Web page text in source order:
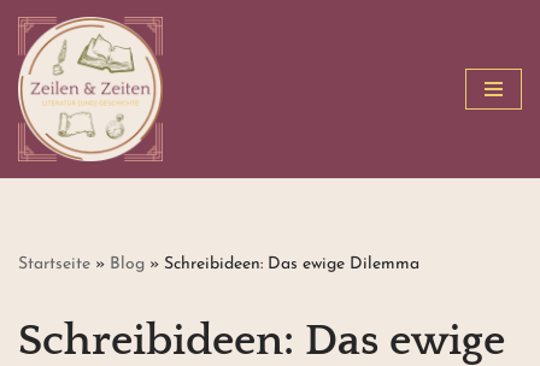
Zum
Inhalt
springen
Startseite » Blog » Schreibideen: Das ewige Dilemma
Schreibideen: Das ewige